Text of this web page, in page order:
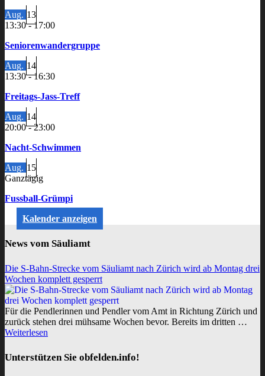
Aug. 13
13:30-17:00
Seniorenwandergruppe
Aug. 14
13:30-16:30
Freitags-Jass-Treff
Aug. 14
20:00-23:00
Nacht-Schwimmen
Aug. 15
Ganztägig
Fussball-Grümpi
Kalender anzeigen
News vom Säuliamt
Die S-Bahn-Strecke vom Säuliamt nach Zürich wird ab Montag drei
Wochen komplett gesperrt
Für die Pendlerinnen und Pendler vom Amt in Richtung Zürich und
zurück stehen drei mühsame Wochen bevor. Bereits im dritten …
Weiterlesen
Unterstützen Sie obfelden.info!